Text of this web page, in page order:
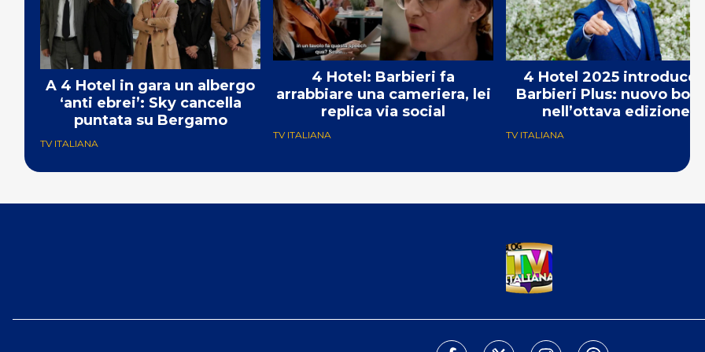
A 4 Hotel in gara un albergo
‘anti ebrei’: Sky cancella
puntata su Bergamo
TV ITALIANA
4 Hotel: Barbieri fa
arrabbiare una cameriera, lei
replica via social
TV ITALIANA
4 Hotel 2025 introduce il
Barbieri Plus: nuovo
nell’ottava edizione
TV ITALIANA